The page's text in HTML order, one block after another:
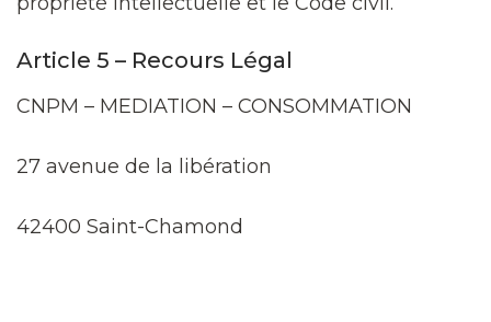
Article 5 – Recours Légal
CNPM – MEDIATION – CONSOMMATION
27 avenue de la libération
42400 Saint-Chamond